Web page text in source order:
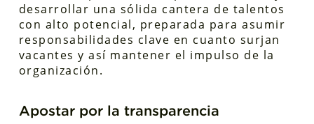
desarrollar una sólida cantera de talentos
con alto potencial, preparada para asumir
responsabilidades clave en cuanto surjan
vacantes y así mantener el impulso de la
organización.
Apostar por la transparencia